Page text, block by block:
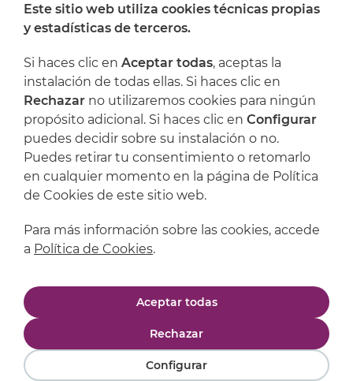
Dónde encontrarnos
Artijoc
Soporte
Política de privacidad
Este sitio web utiliza cookies técnicas propias
y estadísticas de terceros.
Si haces clic en Aceptar todas, aceptas la
instalación de todas ellas. Si haces clic en
Rechazar no utilizaremos cookies para ningún
propósito adicional. Si haces clic en Configurar
puedes decidir sobre su instalación o no.
Puedes retirar tu consentimiento o retomarlo
en cualquier momento en la página de Política
de Cookies de este sitio web.
Para más información sobre las cookies, accede
a Política de Cookies.
Aceptar todas
Rechazar
Configurar